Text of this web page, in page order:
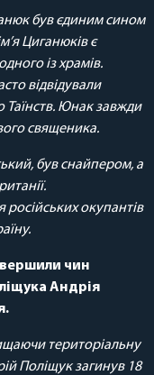
був єдиним сином
Циганюків є
із храмів.
відвідували
Таїнств. Юнак завжди
священика.
був снайпером, а
окупантів
чин
Андрія
територіальну
Поліщук загинув 18